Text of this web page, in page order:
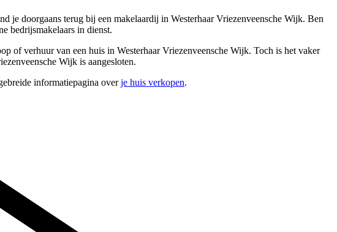
je doorgaans terug bij een makelaardij in Westerhaar Vriezenveensche Wijk. Ben
bedrijsmakelaars in dienst.
of verhuur van een huis in Westerhaar Vriezenveensche Wijk. Toch is het vaker
Wijk is aangesloten.
informatiepagina overje huis verkopen.